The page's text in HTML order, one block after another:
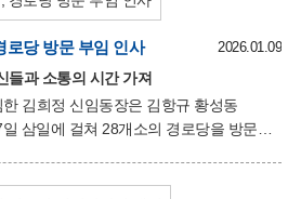
보호협의회는
지역을 중심으로 환경정비 활동을
터 등으로, 평소 차량 쓰레기와 행인들에
에 어려움을 겪는 곳이다. 특히 해당
엉켜 접근이 쉽지 않은 상태였음에도
로당 방문 부임 인사 2026.01.09
들과 소통의 시간 가져
김희정 신임동장은 김항규 황성동
삼일에 걸쳐 28개소의 경로당을 방문해